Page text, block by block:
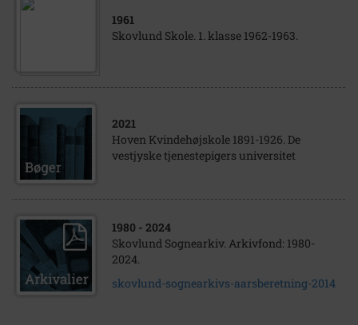
1961
Skovlund Skole. 1. klasse 1962-1963.
2021
Hoven Kvindehøjskole 1891-1926. De
vestjyske tjenestepigers universitet
1980 - 2024
Skovlund Sognearkiv. Arkivfond: 1980-
2024.
skovlund-sognearkivs-aarsberetning-2014